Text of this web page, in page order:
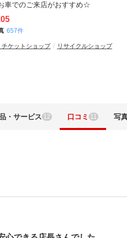
車でのご来店がおすすめ☆
657件
ケットショップ リサイクルショップ
・サービス 12 口コミ 11 写